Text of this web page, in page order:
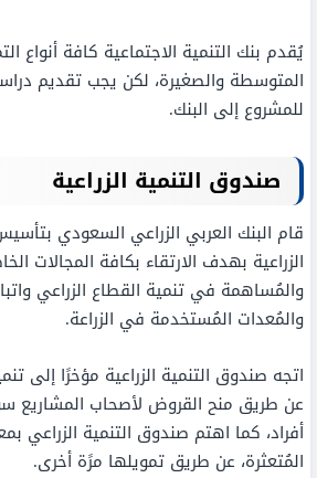
يُقدم بنك التنمية الاجتماعية كافة أنواع
المتوسطة والصغيرة، لكن يجب تقديم
للمشروع إلى البنك.
صندوق التنمية الزراعية
قام البنك العربي الزراعي السعودي
الزراعية بهدف الارتقاء بكافة المجالات
والمُساهمة في تنمية القطاع الزراعي
والمُعدات المُستخدمة في الزراعة.
اتجه صندوق التنمية الزراعية مؤخرًا إلى
عن طريق منح القروض لأصحاب المشاريع
أفراد، كما اهتم صندوق التنمية الزراعي
المُتعثرة، عن طريق تمويلها مرًة أخرى.